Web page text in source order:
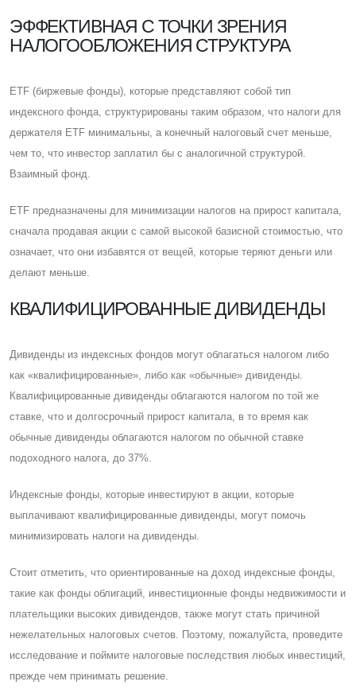
ЭФФЕКТИВНАЯ С ТОЧКИ ЗРЕНИЯ
НАЛОГООБЛОЖЕНИЯ СТРУКТУРА
ETF (биржевые фонды), которые представляют собой тип
индексного фонда, структурированы таким образом, что налоги для
держателя ETF минимальны, а конечный налоговый счет меньше,
чем то, что инвестор заплатил бы с аналогичной структурой.
Взаимный фонд.
ETF предназначены для минимизации налогов на прирост капитала,
сначала продавая акции с самой высокой базисной стоимостью, что
означает, что они избавятся от вещей, которые теряют деньги или
делают меньше.
КВАЛИФИЦИРОВАННЫЕ ДИВИДЕНДЫ
Дивиденды из индексных фондов могут облагаться налогом либо
как «квалифицированные», либо как «обычные» дивиденды.
Квалифицированные дивиденды облагаются налогом по той же
ставке, что и долгосрочный прирост капитала, в то время как
обычные дивиденды облагаются налогом по обычной ставке
подоходного налога, до 37%.
Индексные фонды, которые инвестируют в акции, которые
выплачивают квалифицированные дивиденды, могут помочь
минимизировать налоги на дивиденды.
Cтоит отметить, что ориентированные на доход индексные фонды,
такие как фонды облигаций, инвестиционные фонды недвижимости и
плательщики высоких дивидендов, также могут стать причиной
нежелательных налоговых счетов. Поэтому, пожалуйста, проведите
исследование и поймите налоговые последствия любых инвестиций,
прежде чем принимать решение.